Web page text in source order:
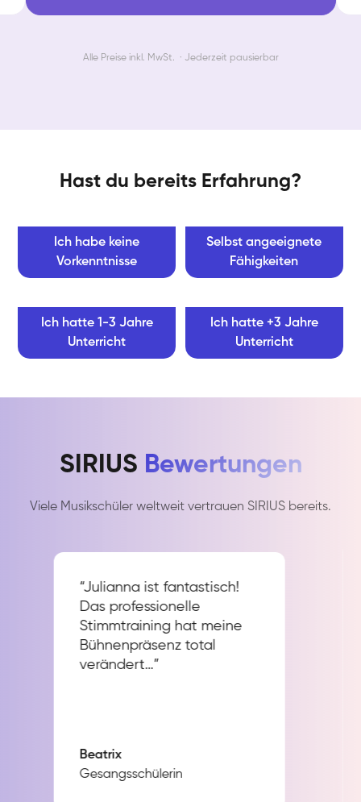
Alle Preise inkl. MwSt. · Jederzeit pausierbar
Hast du bereits Erfahrung?
Ich habe keine
Vorkenntnisse
Selbst angeeignete
Fähigkeiten
Ich hatte 1-3 Jahre
Unterricht
Ich hatte +3 Jahre
Unterricht
SIRIUS Bewertungen
Viele Musikschüler weltweit vertrauen SIRIUS bereits.
“Julianna ist fantastisch!
Das professionelle
Stimmtraining hat meine
Bühnenpräsenz total
verändert…”
Beatrix
Gesangsschülerin